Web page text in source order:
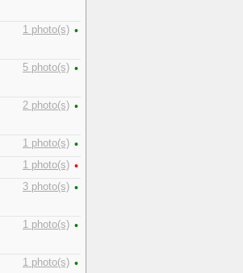
1 photo(s) •
5 photo(s) •
2 photo(s) •
1 photo(s) •
1 photo(s) •
3 photo(s) •
1 photo(s) •
1 photo(s) •